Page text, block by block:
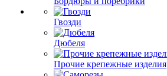
Гвозди
Дюбеля
Прочие крепежные изделия